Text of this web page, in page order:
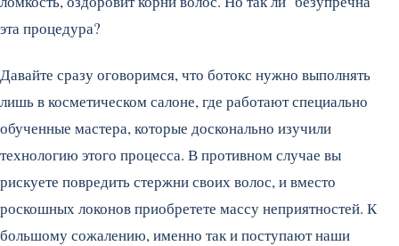
эта процедура?
Давайте сразу оговоримся, что ботокс нужно выполнять
лишь в косметическом салоне, где работают специально
обученные мастера, которые досконально изучили
технологию этого процесса. В противном случае вы
рискуете повредить стержни своих волос, и вместо
роскошных локонов приобретете массу неприятностей. К
большому сожалению, именно так и поступают наши